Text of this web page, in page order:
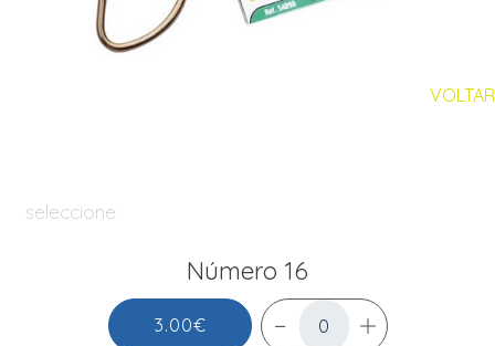
VOLTAR
seleccione
Número 16
3.00€